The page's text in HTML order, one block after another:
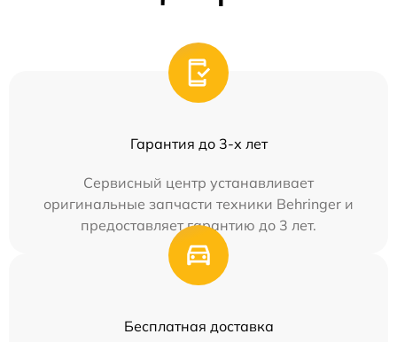
Гарантия до 3-х лет
Сервисный центр устанавливает
оригинальные запчасти техники Behringer и
предоставляет гарантию до 3 лет.
Бесплатная доставка